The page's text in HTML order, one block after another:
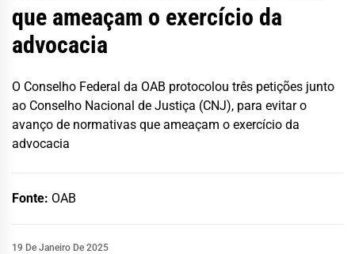
que ameaçam o exercício da
advocacia
O Conselho Federal da OAB protocolou três petições junto
ao Conselho Nacional de Justiça (CNJ), para evitar o
avanço de normativas que ameaçam o exercício da
advocacia
Fonte: OAB
19 De Janeiro De 2025